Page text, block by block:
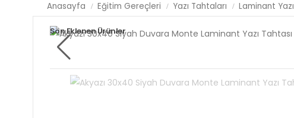
Son Eklenen Ürünler
Anasayfa Eğitim Gereçleri Yazı Tahtaları Laminant